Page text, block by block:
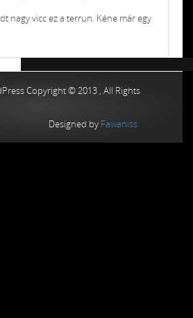
nagy vicc ez a terrun. Kéne már egy
Copyright © 2013 , All Rights
Designed by Fawaniss